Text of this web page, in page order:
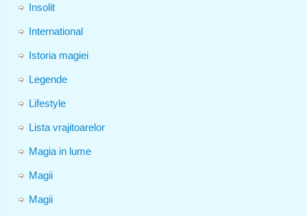
Insolit
International
Istoria magiei
Legende
Lifestyle
Lista vrajitoarelor
Magia in lume
Magii
Magii